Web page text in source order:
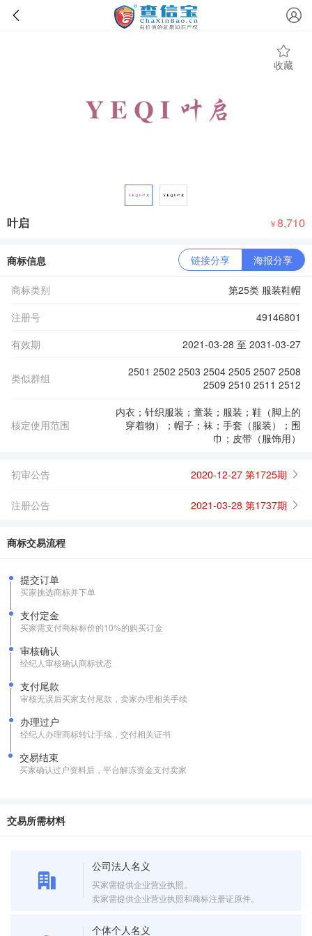
收藏
叶启 ￥8,710
商标信息 链接分享 海报分享
商标类别
第25类 服装鞋帽
注册号
49146801
有效期
2021-03-28 至 2031-03-27
类似群组
2501 2502 2503 2504 2505 2507 2508
2509 2510 2511 2512
核定使用范围
内衣；针织服装；童装；服装；鞋（脚上的
穿着物）；帽子；袜；手套（服装）；围
巾；皮带（服饰用）
初审公告 2020-12-27 第1725期
注册公告 2021-03-28 第1737期
商标交易流程
提交订单
买家挑选商标并下单
支付定金
买家需支付商标标价的10%的购买订金
审核确认
经纪人审核确认商标状态
支付尾款
审核无误后买家支付尾款，卖家办理相关手续
办理过户
经纪人办理商标转让手续，交付相关证书
交易结束
买家确认过户资料后，平台解冻资金支付卖家
交易所需材料
公司法人名义
买家需提供企业营业执照。
卖家需提供企业营业执照和商标注册证原件。
个体个人名义